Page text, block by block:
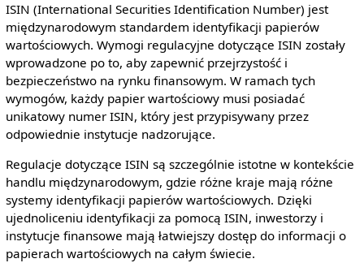
ISIN (International Securities Identification Number) jest
międzynarodowym standardem identyfikacji papierów
wartościowych. Wymogi regulacyjne dotyczące ISIN zostały
wprowadzone po to, aby zapewnić przejrzystość i
bezpieczeństwo na rynku finansowym. W ramach tych
wymogów, każdy papier wartościowy musi posiadać
unikatowy numer ISIN, który jest przypisywany przez
odpowiednie instytucje nadzorujące.
Regulacje dotyczące ISIN są szczególnie istotne w kontekście
handlu międzynarodowym, gdzie różne kraje mają różne
systemy identyfikacji papierów wartościowych. Dzięki
ujednoliceniu identyfikacji za pomocą ISIN, inwestorzy i
instytucje finansowe mają łatwiejszy dostęp do informacji o
papierach wartościowych na całym świecie.